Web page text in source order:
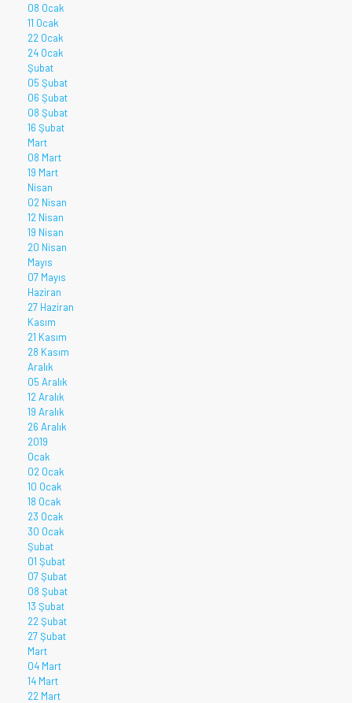
08 Ocak
11 Ocak
22 Ocak
24 Ocak
Şubat
05 Şubat
06 Şubat
08 Şubat
16 Şubat
Mart
08 Mart
19 Mart
Nisan
02 Nisan
12 Nisan
19 Nisan
20 Nisan
Mayıs
07 Mayıs
Haziran
27 Haziran
Kasım
21 Kasım
28 Kasım
Aralık
05 Aralık
12 Aralık
19 Aralık
26 Aralık
2019
Ocak
02 Ocak
10 Ocak
18 Ocak
23 Ocak
30 Ocak
Şubat
01 Şubat
07 Şubat
08 Şubat
13 Şubat
22 Şubat
27 Şubat
Mart
04 Mart
14 Mart
22 Mart